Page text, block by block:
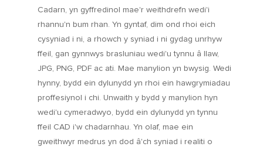
Cadarn, yn gyffredinol mae'r weithdrefn wedi'i
rhannu'n bum rhan. Yn gyntaf, dim ond rhoi eich
cysyniad i ni, a rhowch y syniad i ni gydag unrhyw
ffeil, gan gynnwys brasluniau wedi'u tynnu â llaw,
JPG, PNG, PDF ac ati. Mae manylion yn bwysig. Wedi
hynny, bydd ein dylunydd yn rhoi ein hawgrymiadau
proffesiynol i chi. Unwaith y bydd y manylion hyn
wedi'u cymeradwyo, bydd ein dylunydd yn tynnu
ffeil CAD i'w chadarnhau. Yn olaf, mae ein
gweithwyr medrus yn dod â'ch syniad i realiti o